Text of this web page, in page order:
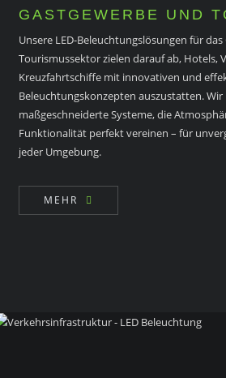
GASTGEWERBE UND
Unsere LED-Beleuchtungslösungen für
Tourismussektor zielen darauf ab, Hotels,
Kreuzfahrtschiffe mit innovativen und
Beleuchtungskonzepten auszustatten. Wir
maßgeschneiderte Systeme, die
Funktionalität perfekt vereinen – für
jeder Umgebung.
MEHR